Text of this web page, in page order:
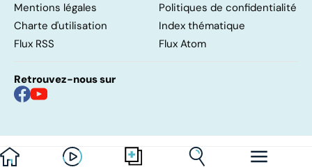
Mentions légales
Politiques de confidentialité
Charte d'utilisation
Index thématique
Flux RSS
Flux Atom
Retrouvez-nous sur